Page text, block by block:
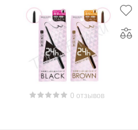
0 отзывов